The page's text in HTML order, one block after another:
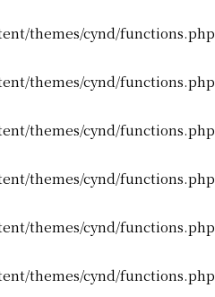
themes/cynd/functions.php
themes/cynd/functions.php
themes/cynd/functions.php
themes/cynd/functions.php
themes/cynd/functions.php
themes/cynd/functions.php